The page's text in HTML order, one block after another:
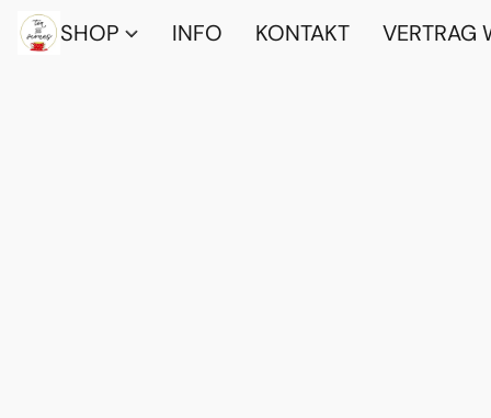
SHOP INFO KONTAKT VERTRAG